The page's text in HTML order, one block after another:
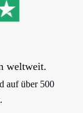
weltweit.
auf über 500